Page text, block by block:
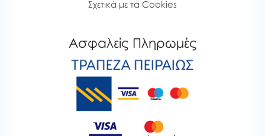
Σχετικά με τα Cookies
Ασφαλείς Πληρωμές